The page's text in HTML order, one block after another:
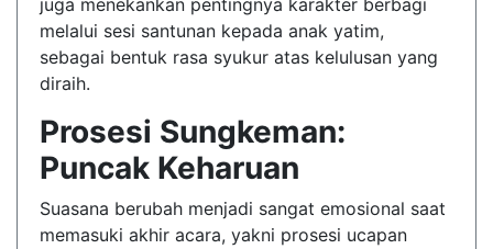
juga menekankan pentingnya karakter berbagi
melalui sesi santunan kepada anak yatim,
sebagai bentuk rasa syukur atas kelulusan yang
diraih.
Prosesi Sungkeman:
Puncak Keharuan
Suasana berubah menjadi sangat emosional saat
memasuki akhir acara, yakni prosesi ucapan